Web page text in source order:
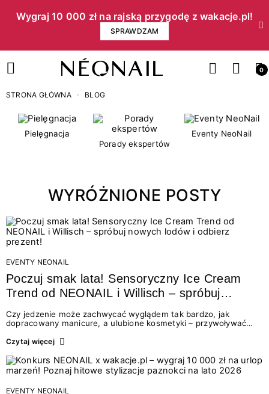
Wygraj 10 000 zł na rajską przygodę z wakacje.pl!​
SPRAWDZAM
0
STRONA GŁÓWNA BLOG
Pielęgnacja
Porady ekspertów
Eventy NeoNail
WYRÓŻNIONE POSTY
EVENTY NEONAIL
Poczuj smak lata! Sensoryczny Ice Cream
Trend od NEONAIL i Willisch – spróbuj
nowych lodów i odbierz prezent!
Czy jedzenie może zachwycać wyglądem tak bardzo, jak
dopracowany manicure, a ulubione kosmetyki – przywoływać
świata beauty i oszałamiających deserów to coś więcej niż
zmysłami: przez soczysty kolor, aksamitną teksturę,
orzeźwiający zapach i słodki akcent na podniebieniu. Tego lata
NEONAIL łączy siły z marką Willisch, tworząc unikalny projekt na
styku jedzenia i piękna....
Czytaj więcej
EVENTY NEONAIL